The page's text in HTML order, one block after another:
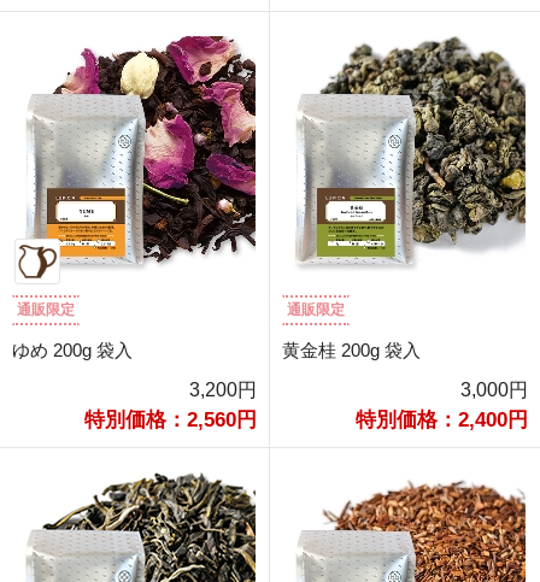
通販限定
ゆめ 200g 袋入
3,200円
特別価格：2,560円
通販限定
黄金桂 200g 袋入
3,000円
特別価格：2,400円